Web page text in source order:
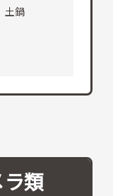
土鍋
類